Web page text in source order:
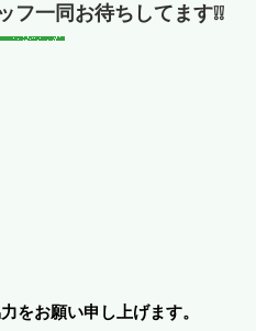
一同お待ちしてます❕❕
をお願い申し上げます。